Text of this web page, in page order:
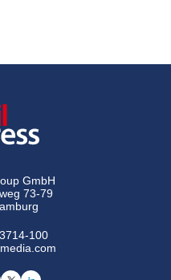
GmbH
73-79
100